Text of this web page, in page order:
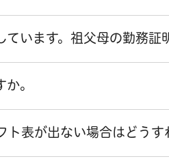
います。祖父母の勤務証
。
表が出ない場合はどうす